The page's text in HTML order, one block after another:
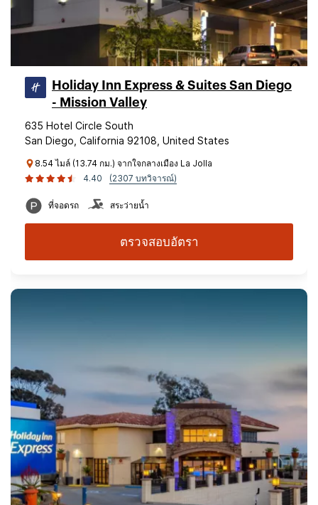
Holiday Inn Express & Suites San Diego
- Mission Valley
635 Hotel Circle South
San Diego, California 92108, United States
8.54 ไมล์ (13.74 กม.) จากใจกลางเมือง La Jolla
4.40
(2307 บทวิจารณ์)
ที่จอดรถ สระว่ายน้ำ
ตรวจสอบอัตรา